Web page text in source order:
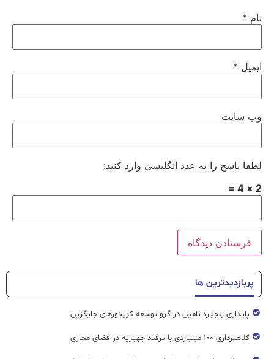
نام *
ایمیل *
وب‌ سایت
لطفا پاسخ را به عدد انگلیسی وارد کنید:
2 × 4 =
پربازدیدترین ها
پایداری زنجیره تامین در گرو توسعه کریدورهای جایگزین
کلاهبرداری ۱۰۰ میلیاردی با ترفند جهیزیه در فضای مجازی